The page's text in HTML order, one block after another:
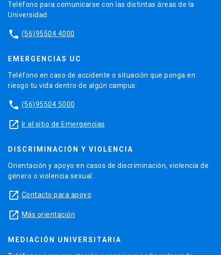
Teléfono para comunicarse con las distintas áreas de la
Universidad.
phone (56)95504 4000
EMERGENCIAS UC
Teléfono en caso de accidente o situación que ponga en
riesgo tu vida dentro de algún campus.
phone (56)95504 5000
launch Ir al sitio de Emergencias
DISCRIMINACIÓN Y VIOLENCIA
Orientación y apoyo en casos de discriminación, violencia de
género o violencia sexual.
launch Contacto para apoyo
launch Más orientación
MEDIACIÓN UNIVERSITARIA